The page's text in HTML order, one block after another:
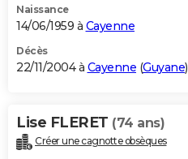
Naissance
14/06/1959 à Cayenne
Décès
22/11/2004 à Cayenne (Guyane)
Lise FLERET (74 ans)
Créer une cagnotte obsèques